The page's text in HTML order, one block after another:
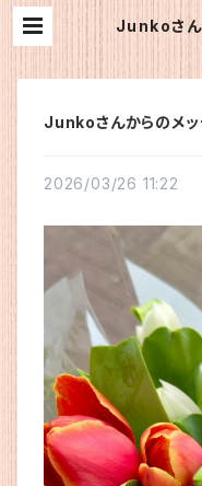
Junkoさん
Junkoさんからのメッ
2026/03/26 11:22